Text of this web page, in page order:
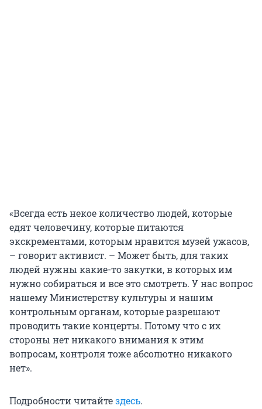
«Всегда есть некое количество людей, которые
едят человечину, которые питаются
экскрементами, которым нравится музей ужасов,
– говорит активист. – Может быть, для таких
людей нужны какие-то закутки, в которых им
нужно собираться и все это смотреть. У нас вопрос
нашему Министерству культуры и нашим
контрольным органам, которые разрешают
проводить такие концерты. Потому что с их
стороны нет никакого внимания к этим
вопросам, контроля тоже абсолютно никакого
нет».
Подробности читайтездесь.